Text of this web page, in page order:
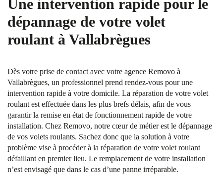
Une intervention rapide pour le
dépannage de votre volet
roulant à Vallabrègues
Dès votre prise de contact avec votre agence Removo à
Vallabrègues, un professionnel prend rendez-vous pour une
intervention rapide à votre domicile. La réparation de votre volet
roulant est effectuée dans les plus brefs délais, afin de vous
garantir la remise en état de fonctionnement rapide de votre
installation. Chez Removo, notre cœur de métier est le dépannage
de vos volets roulants. Sachez donc que la solution à votre
problème vise à procéder à la réparation de votre volet roulant
défaillant en premier lieu. Le remplacement de votre installation
n’est envisagé que dans le cas d’une panne irréparable.